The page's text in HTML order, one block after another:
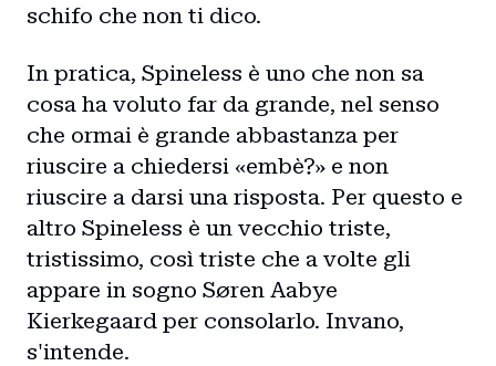
schifo che non ti dico.
In pratica, Spineless è uno che non sa
cosa ha voluto far da grande, nel senso
che ormai è grande abbastanza per
riuscire a chiedersi «embè?» e non
riuscire a darsi una risposta. Per questo e
altro Spineless è un vecchio triste,
tristissimo, così triste che a volte gli
appare in sogno Søren Aabye
Kierkegaard per consolarlo. Invano,
s'intende.